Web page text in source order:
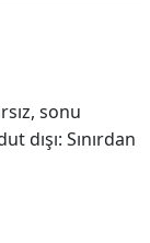
sonu
dışı: Sınırdan